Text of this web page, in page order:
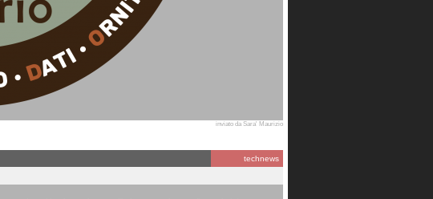
inviato da Sara' Maurizio
technews